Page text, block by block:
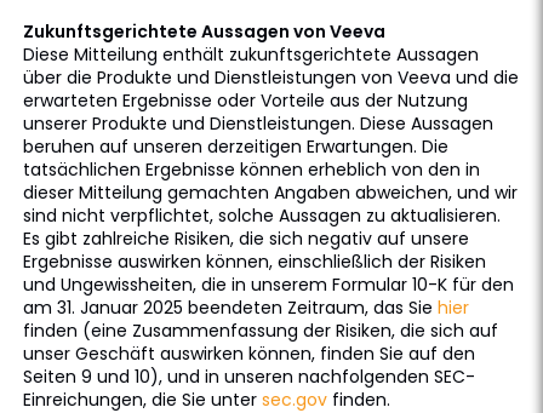
Zukunftsgerichtete Aussagen von Veeva
Diese Mitteilung enthält zukunftsgerichtete Aussagen
über die Produkte und Dienstleistungen von Veeva und die
erwarteten Ergebnisse oder Vorteile aus der Nutzung
unserer Produkte und Dienstleistungen. Diese Aussagen
beruhen auf unseren derzeitigen Erwartungen. Die
tatsächlichen Ergebnisse können erheblich von den in
dieser Mitteilung gemachten Angaben abweichen, und wir
sind nicht verpflichtet, solche Aussagen zu aktualisieren.
Es gibt zahlreiche Risiken, die sich negativ auf unsere
Ergebnisse auswirken können, einschließlich der Risiken
und Ungewissheiten, die in unserem Formular 10-K für den
am 31. Januar 2025 beendeten Zeitraum, das Sie hier
finden (eine Zusammenfassung der Risiken, die sich auf
unser Geschäft auswirken können, finden Sie auf den
Seiten 9 und 10), und in unseren nachfolgenden SEC-
Einreichungen, die Sie unter sec.govfinden.